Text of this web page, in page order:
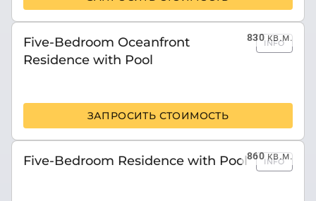
830кв.м.
Five-Bedroom Oceanfront
Residence with Pool
INFO
ЗАПРОСИТЬ СТОИМОСТЬ
860кв.м.
Five-Bedroom Residence with Pool INFO